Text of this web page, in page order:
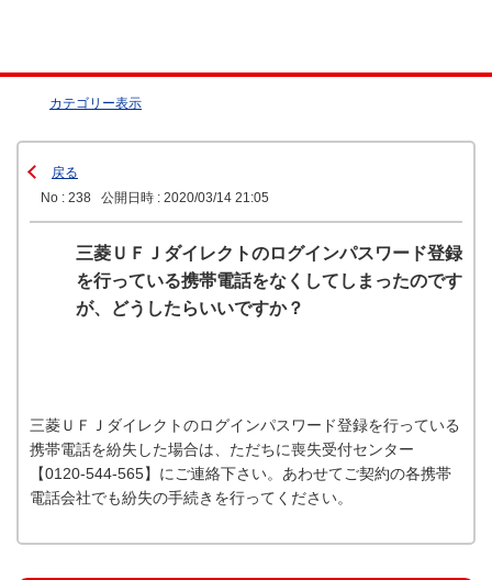
カテゴリー表示
戻る
No : 238
公開日時 : 2020/03/14 21:05
三菱ＵＦＪダイレクトのログインパスワード登録
を行っている携帯電話をなくしてしまったのです
が、どうしたらいいですか？
三菱ＵＦＪダイレクトのログインパスワード登録を行っている
携帯電話を紛失した場合は、ただちに喪失受付センター
【0120-544-565】にご連絡下さい。あわせてご契約の各携帯
電話会社でも紛失の手続きを行ってください。